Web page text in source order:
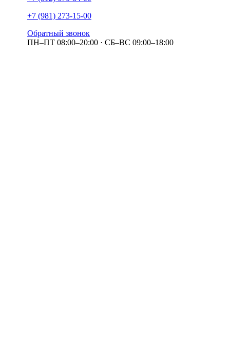
+7 (981) 273-15-00
Обратный звонок
ПН–ПТ 08:00–20:00 · СБ–ВС 09:00–18:00